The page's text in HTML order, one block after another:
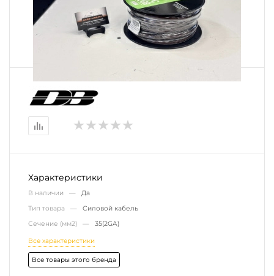
Характеристики
В наличии — Да
Тип товара — Силовой кабель
Сечение (мм2) — 35(2GA)
Все характеристики
Все товары этого бренда